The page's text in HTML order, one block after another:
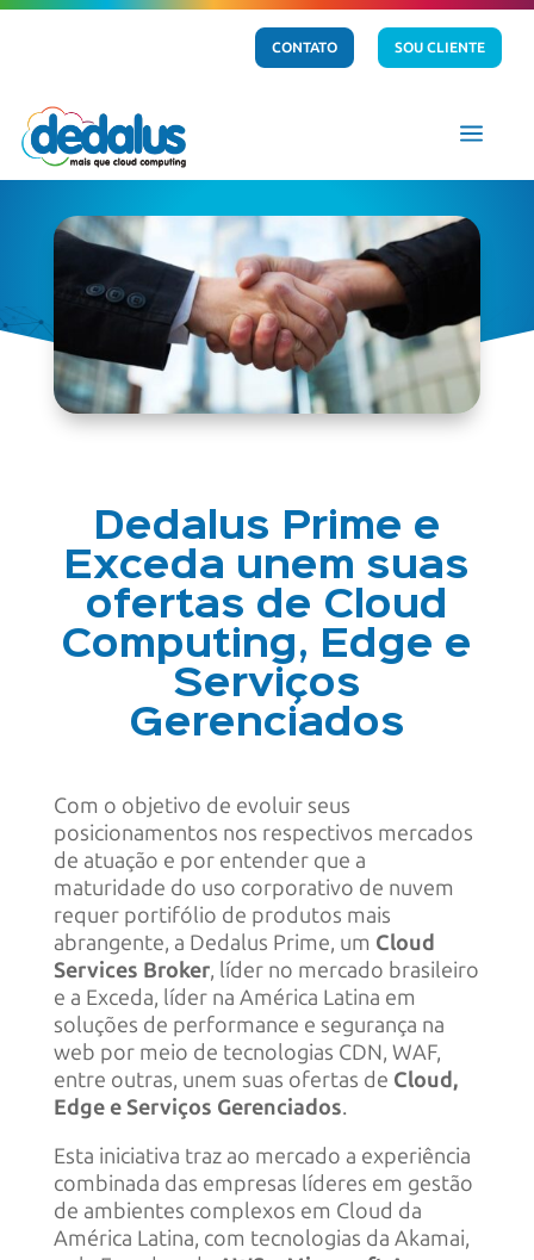
CONTATO SOU CLIENTE
a
Dedalus Prime e
Exceda unem suas
ofertas de Cloud
Computing, Edge e
Serviços
Gerenciados
Com o objetivo de evoluir seus
posicionamentos nos respectivos mercados
de atuação e por entender que a
maturidade do uso corporativo de nuvem
requer portifólio de produtos mais
abrangente, a Dedalus Prime, um Cloud
Services Broker, líder no mercado brasileiro
e a Exceda, líder na América Latina em
soluções de performance e segurança na
web por meio de tecnologias CDN, WAF,
entre outras, unem suas ofertas de Cloud,
Edge e Serviços Gerenciados.
Esta iniciativa traz ao mercado a experiência
combinada das empresas líderes em gestão
de ambientes complexos em Cloud da
América Latina, com tecnologias da Akamai,